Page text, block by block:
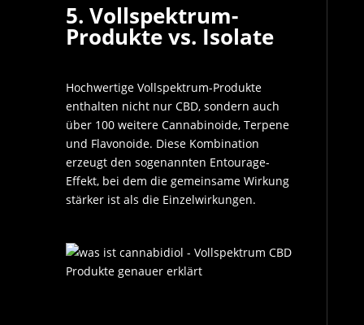
5. Vollspektrum-
Produkte vs. Isolate
Hochwertige Vollspektrum-Produkte
enthalten nicht nur CBD, sondern auch
über 100 weitere Cannabinoide, Terpene
und Flavonoide. Diese Kombination
erzeugt den sogenannten Entourage-
Effekt, bei dem die gemeinsame Wirkung
stärker ist als die Einzelwirkungen.